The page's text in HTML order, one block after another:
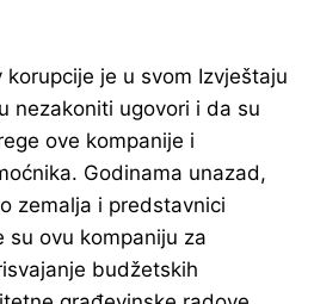
je u svom Izvještaju
nezakoniti ugovori i da su
ove kompanije i
Godinama unazad,
zemalja i predstavnici
su ovu kompaniju za
budžetskih